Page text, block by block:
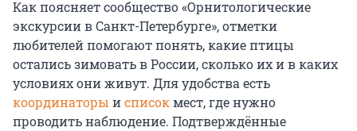
Как поясняет сообщество «Орнитологические
экскурсии в Санкт-Петербурге», отметки
любителей помогают понять, какие птицы
остались зимовать в России, сколько их и в каких
условиях они живут. Для удобства есть
координаторы исписокмест, где нужно
проводить наблюдение. Подтверждённые